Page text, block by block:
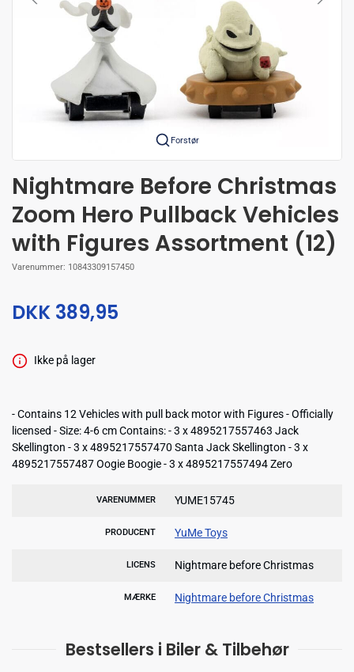
Forstør
Nightmare Before Christmas
Zoom Hero Pullback Vehicles
with Figures Assortment (12)
Varenummer: 10843309157450
DKK 389,95
Ikke på lager
- Contains 12 Vehicles with pull back motor with Figures - Officially
licensed - Size: 4-6 cm Contains: - 3 x 4895217557463 Jack
Skellington - 3 x 4895217557470 Santa Jack Skellington - 3 x
4895217557487 Oogie Boogie - 3 x 4895217557494 Zero
VARENUMMER YUME15745
PRODUCENT YuMe Toys
LICENS Nightmare before Christmas
MÆRKE Nightmare before Christmas
Bestsellers i Biler & Tilbehør